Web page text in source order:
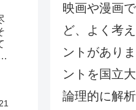
映画や漫画
ど、よく考
ントがあり
ントを国立
論理的に解